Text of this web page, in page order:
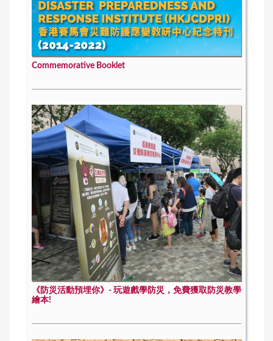
Commemorative Booklet
《防災活動預埋你》- 玩遊戲學防災，免費獲取防災教學
繪本!